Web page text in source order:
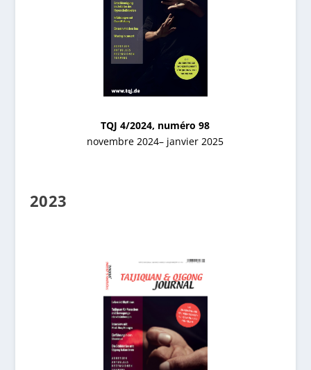
TQJ 4/2024, numéro 98
novembre 2024– janvier 2025
2023